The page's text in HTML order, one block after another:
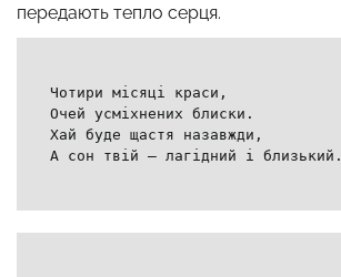
передають тепло серця.
Чотири місяці краси,
Очей усміхнених блиски.
Хай буде щастя назавжди,
А сон твій — лагідний і близький.